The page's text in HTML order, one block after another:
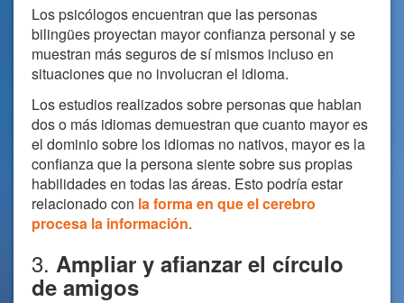
Los psicólogos encuentran que las personas
bilingües proyectan mayor confianza personal y se
muestran más seguros de sí mismos incluso en
situaciones que no involucran el idioma.
Los estudios realizados sobre personas que hablan
dos o más idiomas demuestran que cuanto mayor es
el dominio sobre los idiomas no nativos, mayor es la
confianza que la persona siente sobre sus propias
habilidades en todas las áreas. Esto podría estar
relacionado con la forma en que el cerebro
procesa la información.
3. Ampliar y afianzar el círculo
de amigos